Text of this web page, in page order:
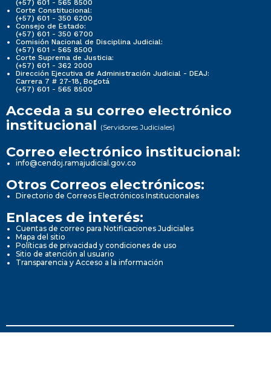
(+57) 601 - 565 8500
Corte Constitucional:
(+57) 601 - 350 6200
Consejo de Estado:
(+57) 601 - 350 6700
Comisión Nacional de Disciplina Judicial:
(+57) 601 - 565 8500
Corte Suprema de Justicia:
(+57) 601 - 362 2000
Dirección Ejecutiva de Administración Judicial - DEAJ:
Carrera 7 # 27-18, Bogotá
(+57) 601 - 565 8500
Acceda a su correo electrónico
institucional (Servidores Judiciales)
Correo electrónico institucional:
info@cendoj.ramajudicial.gov.co
Otros Correos electrónicos:
Directorio de Correos Electrónicos Institucionales
Enlaces de interés:
Cuentas de correo para Notificaciones Judiciales
Mapa del sitio
Políticas de privacidad y condiciones de uso
Sitio de atención al usuario
Transparencia y Acceso a la información